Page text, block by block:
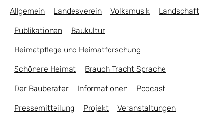
Allgemein Landesverein Volksmusik Landschaft
Publikationen Baukultur
Heimatpflege und Heimatforschung
Schönere Heimat Brauch Tracht Sprache
Der Bauberater Informationen Podcast
Pressemitteilung Projekt Veranstaltungen